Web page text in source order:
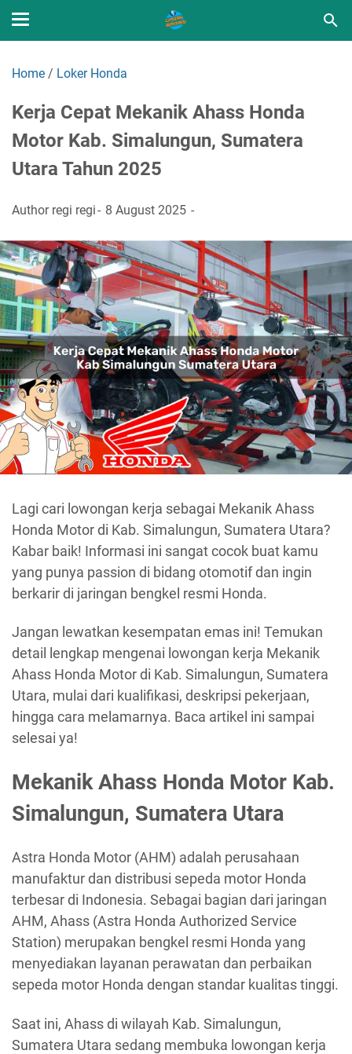
Home / Loker Honda
Kerja Cepat Mekanik Ahass Honda
Motor Kab. Simalungun, Sumatera
Utara Tahun 2025
Author regi regi 8 August 2025
Lagi cari lowongan kerja sebagai Mekanik Ahass
Honda Motor di Kab. Simalungun, Sumatera Utara?
Kabar baik! Informasi ini sangat cocok buat kamu
yang punya passion di bidang otomotif dan ingin
berkarir di jaringan bengkel resmi Honda.
Jangan lewatkan kesempatan emas ini! Temukan
detail lengkap mengenai lowongan kerja Mekanik
Ahass Honda Motor di Kab. Simalungun, Sumatera
Utara, mulai dari kualifikasi, deskripsi pekerjaan,
hingga cara melamarnya. Baca artikel ini sampai
selesai ya!
Mekanik Ahass Honda Motor Kab.
Simalungun, Sumatera Utara
Astra Honda Motor (AHM) adalah perusahaan
manufaktur dan distribusi sepeda motor Honda
terbesar di Indonesia. Sebagai bagian dari jaringan
AHM, Ahass (Astra Honda Authorized Service
Station) merupakan bengkel resmi Honda yang
menyediakan layanan perawatan dan perbaikan
sepeda motor Honda dengan standar kualitas tinggi.
Saat ini, Ahass di wilayah Kab. Simalungun,
Sumatera Utara sedang membuka lowongan kerja